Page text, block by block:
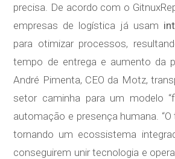
precisa. De acordo com o
empresas de logística já usam
para otimizar processos,
tempo de entrega e aumento da
André Pimenta, CEO da Motz,
setor caminha para um modelo
automação e presença humana.
tornando um ecossistema
conseguirem unir tecnologia e